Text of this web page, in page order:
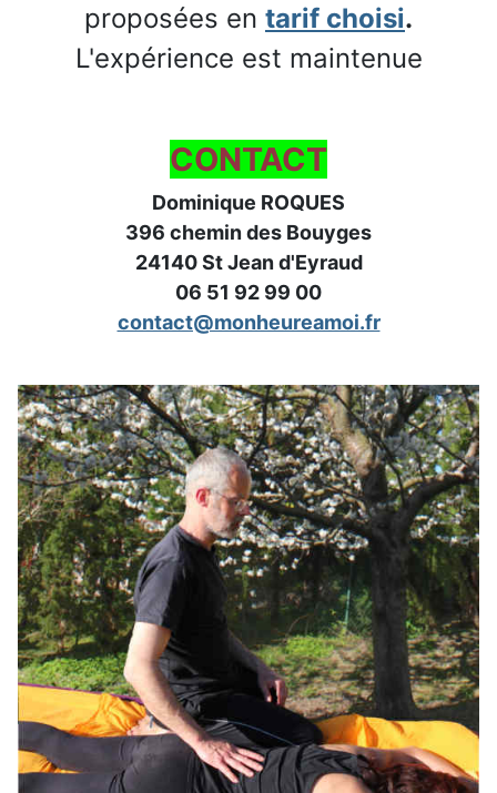
proposées en tarif choisi.
L'expérience est maintenue
CONTACT
Dominique ROQUES
396 chemin des Bouyges
24140 St Jean d'Eyraud
06 51 92 99 00
contact@monheureamoi.fr